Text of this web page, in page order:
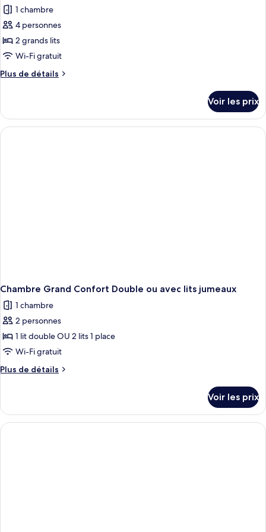
1 chambre
4 personnes
2 grands lits
Wi-Fi gratuit
Plus de détails
Plus
le
type
de
Voir les prix
Chambre Grand Confort Double ou avec lits jumeaux
1 chambre
2 personnes
1 lit double OU 2 lits 1 place
Wi-Fi gratuit
Plus de détails
Plus
le
type
de
Voir les prix